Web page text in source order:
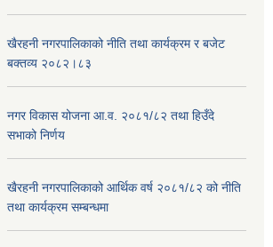
खैरहनी नगरपालिकाको नीति तथा कार्यक्रम र बजेट
बक्तव्य २०८२।८३
नगर विकास योजना आ.व. २०८१/८२ तथा हिउँदे
सभाको निर्णय
खैरहनी नगरपालिकाको आर्थिक वर्ष २०८१/८२ को नीति
तथा कार्यक्रम सम्बन्धमा